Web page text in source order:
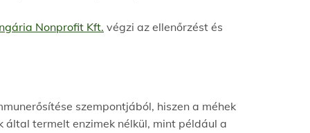
Nonprofit Kft. végzi az ellenőrzést és
szempontjából, hiszen a méhek
által termelt enzimek nélkül, mint például a